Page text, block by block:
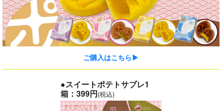
ご購入はこちら▶
●スイートポテトサブレ1
箱：399円(税込)